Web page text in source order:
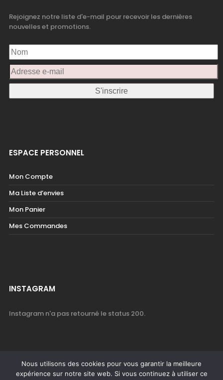
Rejoignez notre liste d'e-mail pour recevoir les dernières
nouvelles et promotions.
ESPACE PERSONNEL
Mon Compte
Ma Liste d’envies
Mon Panier
Mes Commandes
INSTAGRAM
Instagram n'a pas retourné le status 200.
Nous utilisons des cookies pour vous garantir la meilleure
expérience sur notre site web. Si vous continuez à utiliser ce